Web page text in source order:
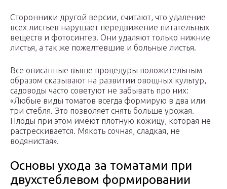
Сторонники другой версии, считают, что удаление
всех листьев нарушает передвижение питательных
веществ и фотосинтез. Они удаляют только нижние
листья, а так же пожелтевшие и больные листья.
Все описанные выше процедуры положительным
образом сказывают на развитии овощных культур,
садоводы часто советуют не забывать про них:
«Любые виды томатов всегда формирую в два или
три стебля. Это позволяет снять больше урожая.
Плоды при этом имеют плотную кожицу, которая не
растрескивается. Мякоть сочная, сладкая, не
водянистая».
Основы ухода за томатами при
двухстеблевом формировании